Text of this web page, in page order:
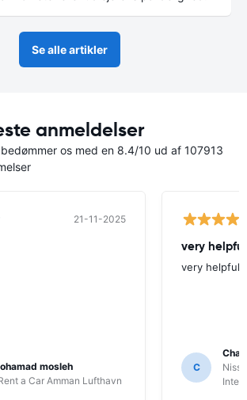
Se alle artikler
anmeldelser
os med en 8.4/10 ud af 107913
21-11-2025
mosleh
a Car Amman Lufthavn
very
very helpfull
C